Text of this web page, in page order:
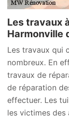
Les travaux
Harmonville
Les travaux qui
nombreux. En
travaux de
de réparation
effectuer. Les
les victimes des